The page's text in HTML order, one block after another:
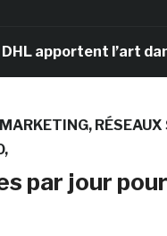
l’art dans
MARKETING
par jour